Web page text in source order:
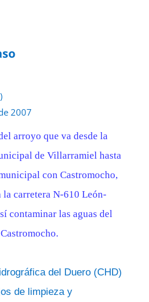
2007
arroyo que va desde la
de Villarramiel hasta
con Castromocho,
carretera N-610 León-
contaminar las aguas del
del Duero (CHD)
de limpieza y